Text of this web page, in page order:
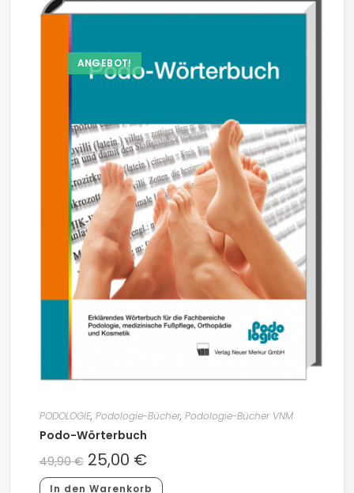
ANGEBOT!
PODOLOGIE, Podologie-Bücher, Podologie-Bücher VNM
Podo-Wörterbuch
49,90€ 25,00 €
In den Warenkorb